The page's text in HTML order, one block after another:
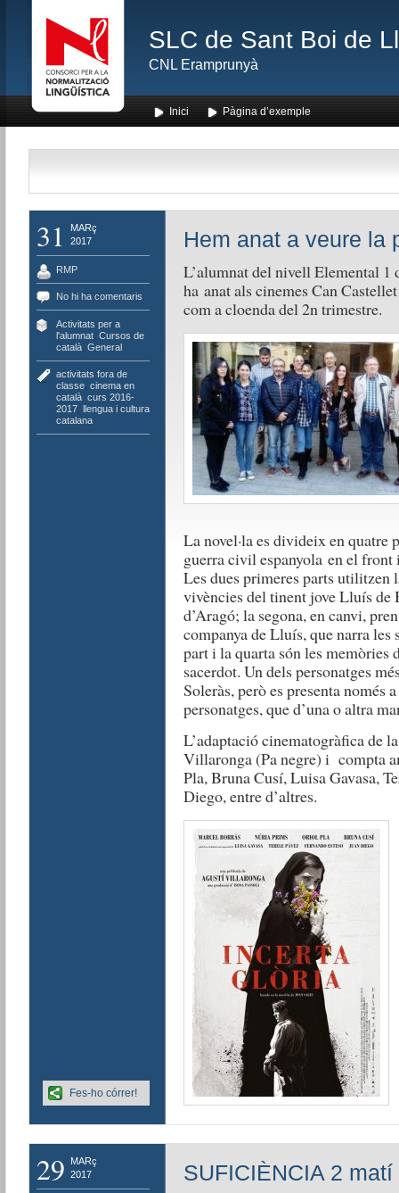
SLC de Sant Boi de
CNL Eramprunyà
Inici Pàgina d’exemple
31
MARç
2017
RMP
No hi ha comentaris
Activitats per a
l'alumnat, Cursos de
català, General
activitats fora de
classe, cinema en
català, curs 2016-
2017, llengua i cultura
catalana
Hem anat a veure la
L’alumnat del nivell Elemental
ha anat als cinemes Can
com a cloenda del 2n trimestre.
La novel·la es divideix en quatre
guerra civil espanyola en el
Les dues primeres parts utilitzen
vivències del tinent jove Lluís de
d’Aragó; la segona, en canvi,
companya de Lluís, que narra les
part i la quarta són les memòries
sacerdot. Un dels personatges
Soleràs, però es presenta només
personatges, que d’una o altra
L’adaptació cinematogràfica de
Villaronga (Pa negre) i compta
Pla, Bruna Cusí, Luisa Gavasa,
Diego, entre d’altres.
Fes-ho córrer!
29
MARç
2017
SUFICIÈNCIA 2 matí